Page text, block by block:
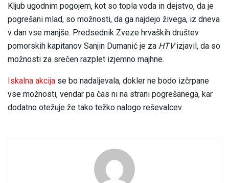
Kljub ugodnim pogojem, kot so topla voda in dejstvo, da je
pogrešani mlad, so možnosti, da ga najdejo živega, iz dneva
v dan vse manjše. Predsednik Zveze hrvaških društev
pomorskih kapitanov Sanjin Dumanić je za HTVizjavil, da so
možnosti za srečen razplet izjemno majhne.
Iskalna akcija se bo nadaljevala, dokler ne bodo izčrpane
vse možnosti, vendar pa čas ni na strani pogrešanega, kar
dodatno otežuje že tako težko nalogo reševalcev.